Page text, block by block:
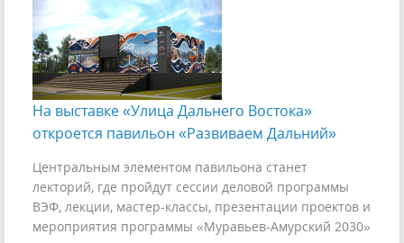
На выставке «Улица Дальнего Востока»
откроется павильон «Развиваем Дальний»
Центральным элементом павильона станет
лекторий, где пройдут сессии деловой программы
ВЭФ, лекции, мастер-классы, презентации проектов и
мероприятия программы «Муравьев-Амурский 2030»